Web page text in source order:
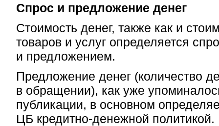
Спрос и предложение денег
Стоимость денег, также как и
товаров и услуг определяется
и предложением.
Предложение денег (количество
в обращении), как уже
публикации, в основном
ЦБ кредитно-денежной политикой.